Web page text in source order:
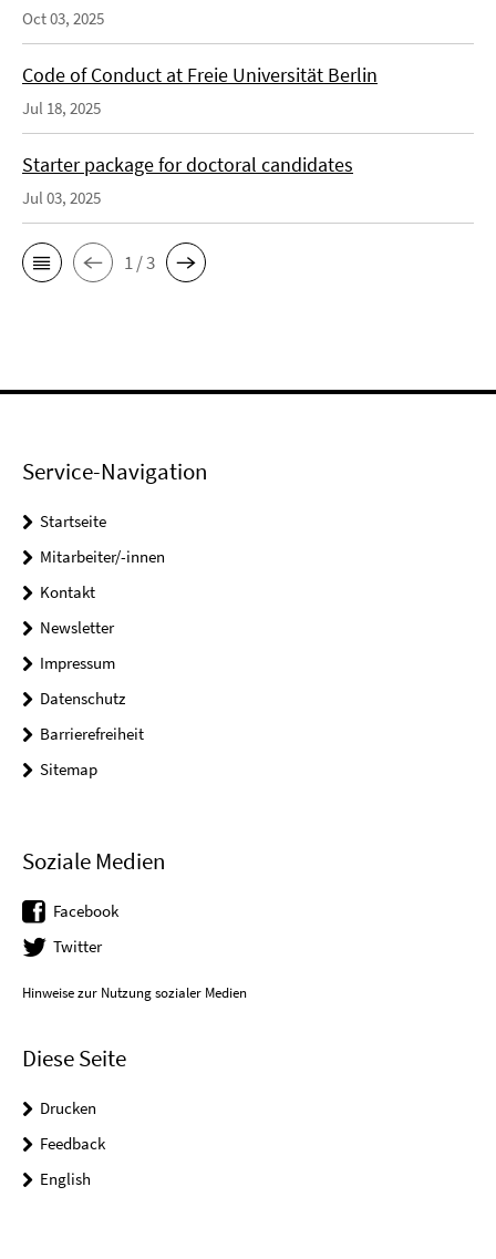
Oct 03, 2025
Code of Conduct at Freie Universität Berlin
Jul 18, 2025
Starter package for doctoral candidates
Jul 03, 2025
1 / 3
Service-Navigation
Startseite
Mitarbeiter/-innen
Kontakt
Newsletter
Impressum
Datenschutz
Barrierefreiheit
Sitemap
Soziale Medien
Facebook
Twitter
Hinweise zur Nutzung sozialer Medien
Diese Seite
Drucken
Feedback
English